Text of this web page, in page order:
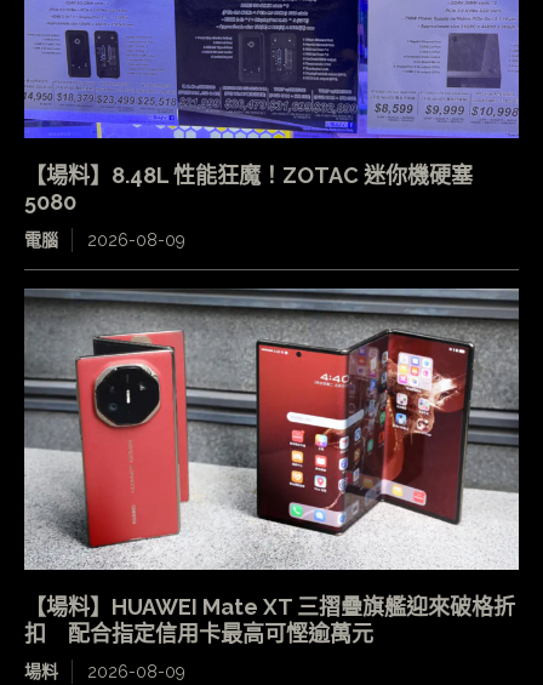
【場料】8.48L 性能狂魔！ZOTAC 迷你機硬塞
5080
電腦 2026-08-09
【場料】HUAWEI Mate XT 三摺疊旗艦迎來破格折
扣 配合指定信用卡最高可慳逾萬元
場料 2026-08-09